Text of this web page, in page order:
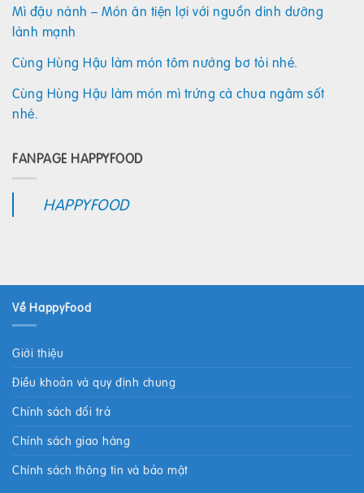
Mì đậu nành – Món ăn tiện lợi với nguồn dinh dưỡng
lành mạnh
Cùng Hùng Hậu làm món tôm nướng bơ tỏi nhé.
Cùng Hùng Hậu làm món mì trứng cà chua ngâm sốt
nhé.
FANPAGE HAPPYFOOD
HAPPYFOOD
Về HappyFood
Giới thiệu
Điều khoản và quy định chung
Chính sách đổi trả
Chính sách giao hàng
Chính sách thông tin và bảo mật